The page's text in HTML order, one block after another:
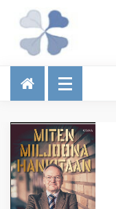
Talous